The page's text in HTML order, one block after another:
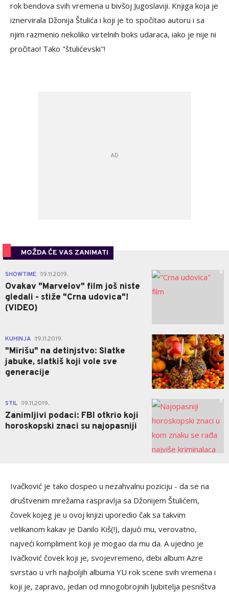
rok bendova svih vremena u bivšoj Jugoslaviji. Knjiga koja je
iznervirala Džonija Štulića i koji je to spočitao autoru i sa
njim razmenio nekoliko virtelnih boks udaraca, iako je nije ni
pročitao! Tako "štulićevski"!
MOŽDA ĆE VAS ZANIMATI
SHOWTIME 19.11.2019.
Ovakav "Marvelov" film još niste
gledali - stiže "Crna udovica"!
(VIDEO)
0
KUHINJA 19.11.2019.
"Mirišu" na detinjstvo: Slatke
jabuke, slatkiš koji vole sve
generacije
0
STIL 19.11.2019.
Zanimljivi podaci: FBI otkrio koji
horoskopski znaci su najopasniji
0
Ivačković je tako dospeo u nezahvalnu poziciju - da se na
društvenim mrežama raspravlja sa Džonijem Štulićem,
čovek kojeg je u ovoj knjizi uporedio čak sa takvim
velikanom kakav je Danilo Kiš(!), dajući mu, verovatno,
najveći kompliment koji je mogao da mu da. A ujedno je
Ivačković čovek koji je, svojevremeno, debi album Azre
svrstao u vrh najboljih albuma YU rok scene svih vremena i
koji je, zapravo, jedan od mnogobrojnih ljubitelja pesništva